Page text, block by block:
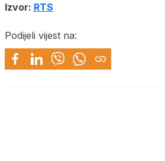
Izvor: RTS
Podijeli vijest na: